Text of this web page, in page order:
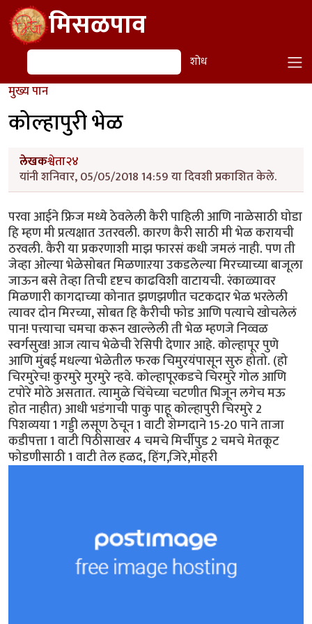
Skip to main contentमिसळपाव
शोध शोध
मुख्य पान
कोल्हापुरी भेळ
लेखकश्वेता२४
यांनी शनिवार, 05/05/2018 14:59 या दिवशी प्रकाशित केले.
परवा आईने फ्रिज मध्ये ठेवलेली कैरी पाहिली आणि नाळेसाठी घोडा
हि म्हण मी प्रत्यक्षात उतरवली. कारण कैरी साठी मी भेळ करायची
ठरवली. कैरी या प्रकरणाशी माझ फारसं कधी जमलं नाही. पण ती
जेव्हा ओल्या भेळेसोबत मिळणाऱया उकडलेल्या मिरच्याच्या बाजूला
जाऊन बसे तेव्हा तिची दृष्टच काढविशी वाटायची. रंकाळ्यावर
मिळणारी कागदाच्या कोनात झणझणीत चटकदार भेळ भरलेली
त्यावर दोन मिरच्या, सोबत हि कैरीची फोड आणि पत्याचे खोचलेलं
पान! पत्त्याचा चमचा करून खाल्लेली ती भेळ म्हणजे निव्वळ
स्वर्गसुख! आज त्याच भेळेची रेसिपी देणार आहे. कोल्हापूर पुणे
आणि मुंबई मधल्या भेळेतील फरक चिमुरयंपासून सुरु होतो. (हो
चिरमुरेच! कुरमुरे मुरमुरे न्हवे. कोल्हापूरकडचे चिरमुरे गोल आणि
टपोरे मोठे असतात. त्यामुळे चिंचेच्या चटणीत भिजून लगेच मऊ
होत नाहीत) आधी भडंगाची पाकु पाहू कोल्हापुरी चिरमुरे 2
पिशव्यया 1 गड्डी लसूण ठेचून 1 वाटी शेम्गदाने 15-20 पाने ताजा
कडीपत्ता 1 वाटी पिठीसाखर 4 चमचे मिर्चीपुड 2 चमचे मेतकूट
फोडणीसाठी 1 वाटी तेल हळद, हिंग,जिरे,मोहरी